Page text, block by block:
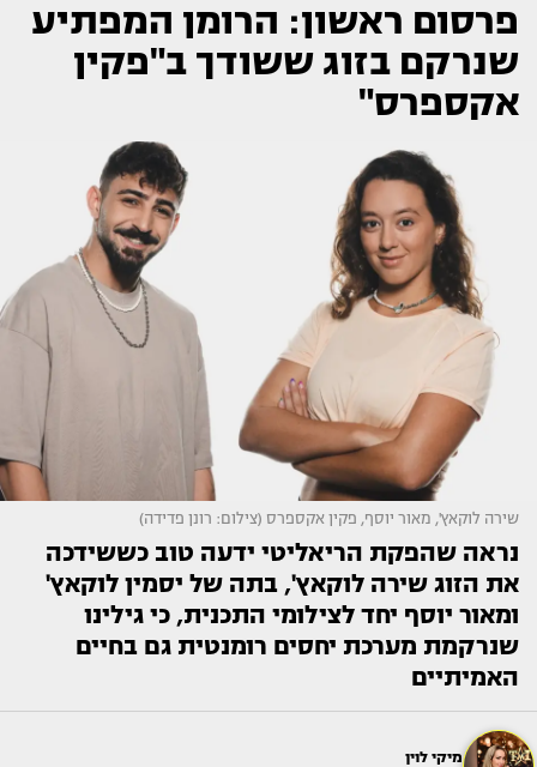
פרסום ראשון: הרומן המפתיע
שנרקם בזוג ששודך ב"פקין
אקספרס"
שירה לוקאץ', מאור יוסף, פקין אקספרס (צילום: רונן פדידה)
נראה שהפקת הריאליטי ידעה טוב כששידכה
את הזוג שירה לוקאץ', בתה של יסמין לוקאץ'
ומאור יוסף יחד לצילומי התכנית, כי גילינו
שנרקמת מערכת יחסים רומנטית גם בחיים
האמיתיים
מיקי לוין